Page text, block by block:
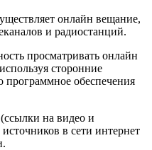
онлайн вещание,
и радиостанций.
просматривать онлайн
сторонние
программное обеспечения
на видео и
в сети интернет